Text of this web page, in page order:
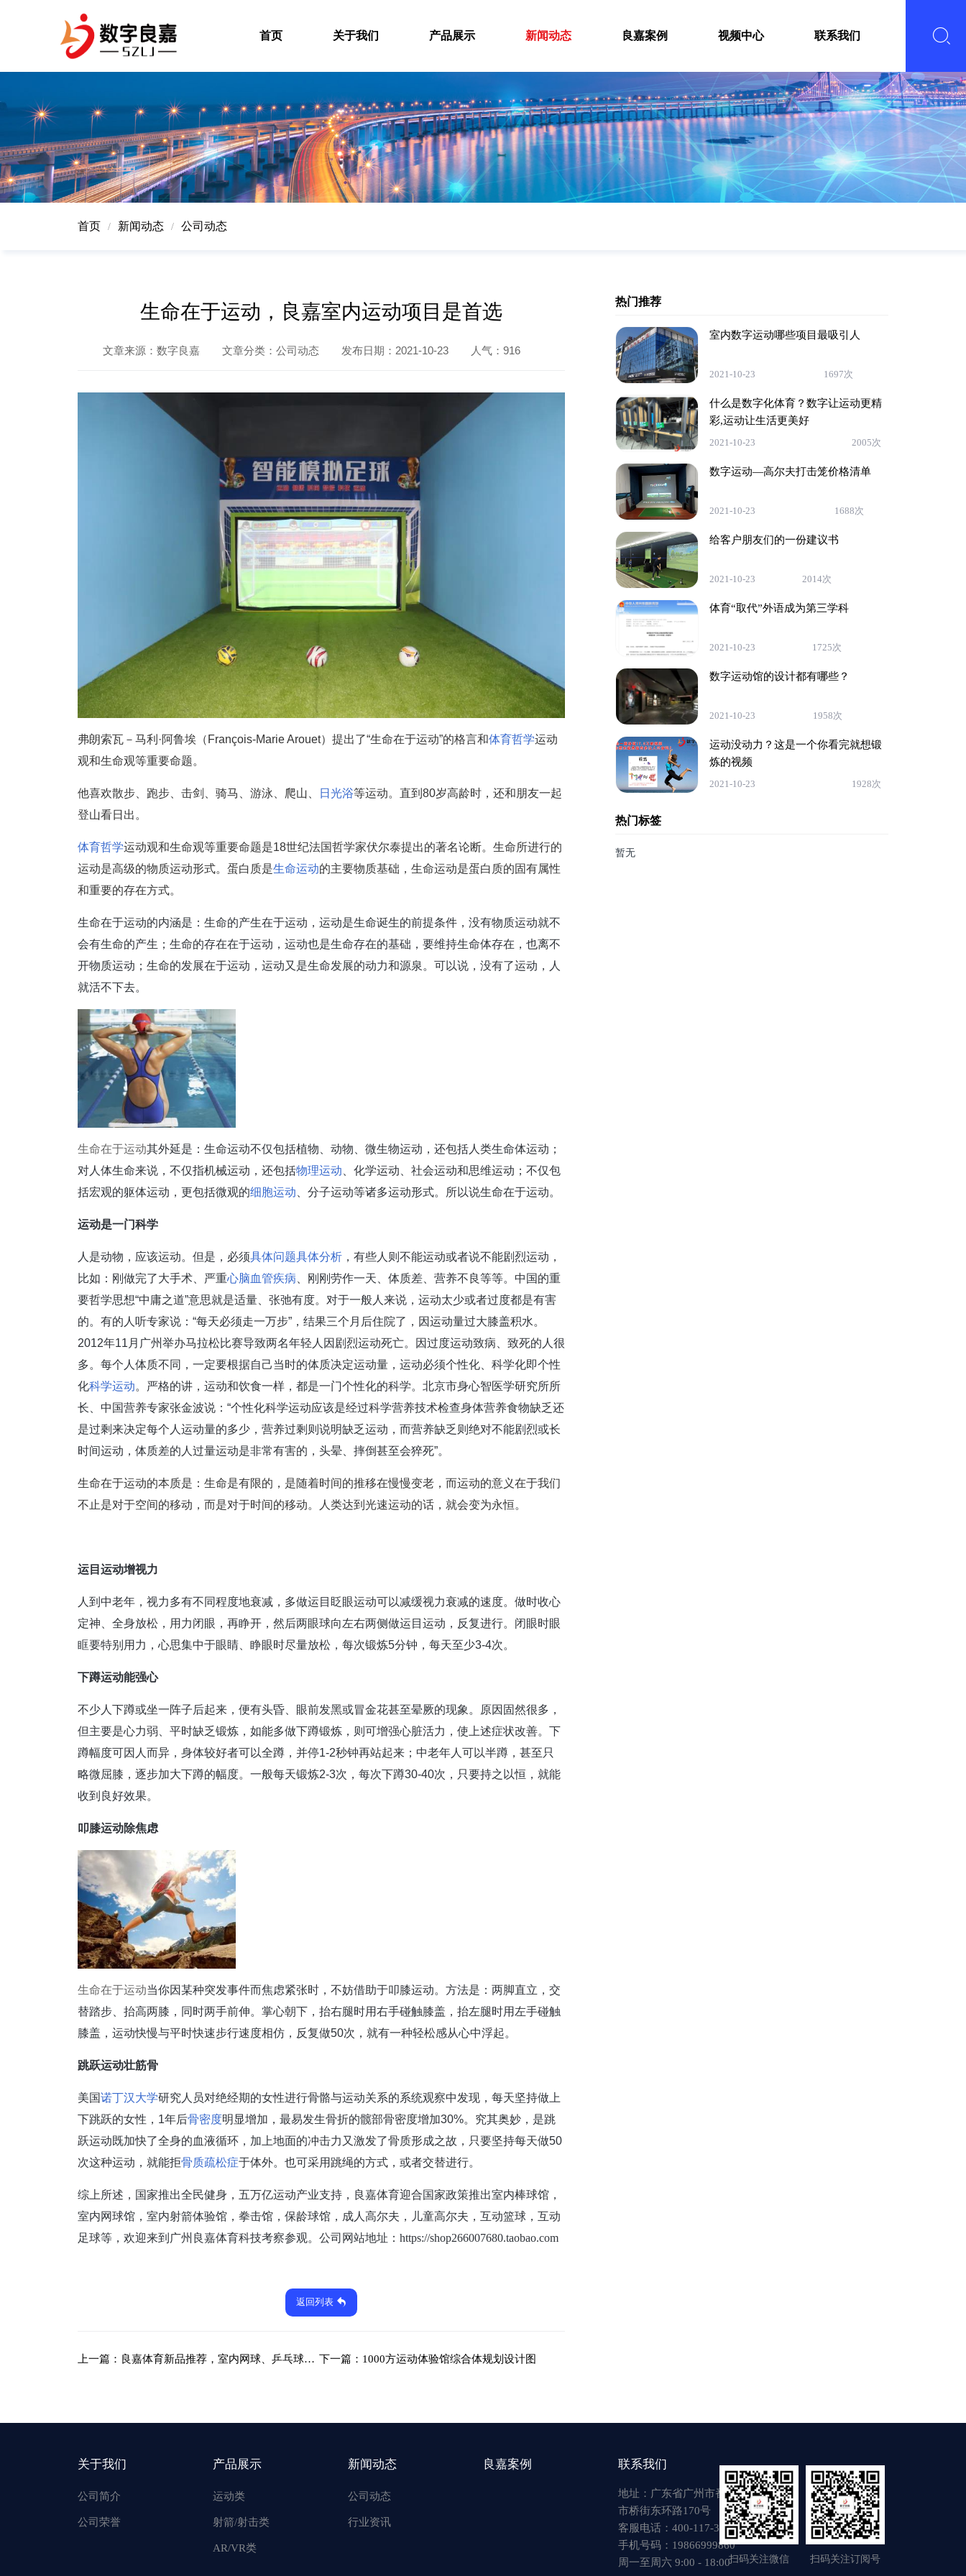
首页 关于我们 产品展示 新闻动态 良嘉案例 视频中心 联系我们
首页 / 新闻动态 / 公司动态
生命在于运动，良嘉室内运动项目是首选
文章来源：数字良嘉 文章分类：公司动态 发布日期：2021-10-23 人气： 916
弗朗索瓦－马利·阿鲁埃（François-Marie Arouet）提出了“生命在于运动”的格言和体育哲学运动
观和生命观等重要命题。
他喜欢散步、跑步、击剑、骑马、游泳、爬山、 日光浴等运动。直到80岁高龄时，还和朋友一起
登山看日出。
体育哲学运动观和生命观等重要命题是18世纪法国哲学家伏尔泰提出的著名论断。生命所进行的
运动是高级的物质运动形式。蛋白质是生命运动的主要物质基础，生命运动是蛋白质的固有属性
和重要的存在方式。
生命在于运动的内涵是：生命的产生在于运动，运动是生命诞生的前提条件，没有物质运动就不
会有生命的产生；生命的存在在于运动，运动也是生命存在的基础，要维持生命体存在，也离不
开物质运动；生命的发展在于运动，运动又是生命发展的动力和源泉。可以说，没有了运动，人
就活不下去。
生命在于运动其外延是：生命运动不仅包括植物、动物、微生物运动，还包括人类生命体运动；
对人体生命来说，不仅指机械运动，还包括物理运动 、化学运动、社会运动和思维运动；不仅包
括宏观的躯体运动，更包括微观的细胞运动 、分子运动等诸多运动形式。所以说生命在于运动。
运动是一门科学
人是动物，应该运动。但是，必须具体问题具体分析，有些人则不能运动或者说不能剧烈运动，
比如：刚做完了大手术、严重心脑血管疾病 、刚刚劳作一天、体质差、营养不良等等。中国的重
要哲学思想“中庸之道”意思就是适量、张弛有度。对于一般人来说，运动太少或者过度都是有害
的。有的人听专家说：“每天必须走一万步”，结果三个月后住院了，因运动量过大膝盖积水。
2012年11月广州举办马拉松比赛导致两名年轻人因剧烈运动死亡。因过度运动致病、致死的人很
多。每个人体质不同，一定要根据自己当时的体质决定运动量，运动必须个性化、科学化即个性
化科学运动。严格的讲，运动和饮食一样，都是一门个性化的科学。北京市身心智医学研究所所
长、中国营养专家张金波说：“个性化科学运动应该是经过科学营养技术检查身体营养食物缺乏还
是过剩来决定每个人运动量的多少，营养过剩则说明缺乏运动，而营养缺乏则绝对不能剧烈或长
时间运动，体质差的人过量运动是非常有害的，头晕、摔倒甚至会猝死”。
生命在于运动的本质是：生命是有限的，是随着时间的推移在慢慢变老，而运动的意义在于我们
不止是对于空间的移动，而是对于时间的移动。人类达到光速运动的话，就会变为永恒。
运目运动增视力
人到中老年，视力多有不同程度地衰减，多做运目眨眼运动可以减缓视力衰减的速度。做时收心
定神、全身放松，用力闭眼，再睁开，然后两眼球向左右两侧做运目运动，反复进行。闭眼时眼
眶要特别用力，心思集中于眼睛、睁眼时尽量放松，每次锻炼5分钟，每天至少3-4次。
下蹲运动能强心
不少人下蹲或坐一阵子后起来，便有头昏、眼前发黑或冒金花甚至晕厥的现象。原因固然很多，
但主要是心力弱、平时缺乏锻炼，如能多做下蹲锻炼，则可增强心脏活力，使上述症状改善。下
蹲幅度可因人而异，身体较好者可以全蹲，并停1-2秒钟再站起来；中老年人可以半蹲，甚至只
略微屈膝，逐步加大下蹲的幅度。一般每天锻炼2-3次，每次下蹲30-40次，只要持之以恒，就能
收到良好效果。
叩膝运动除焦虑
生命在于运动当你因某种突发事件而焦虑紧张时，不妨借助于叩膝运动。方法是：两脚直立，交
替踏步、抬高两膝，同时两手前伸。掌心朝下，抬右腿时用右手碰触膝盖，抬左腿时用左手碰触
膝盖，运动快慢与平时快速步行速度相仿，反复做50次，就有一种轻松感从心中浮起。
跳跃运动壮筋骨
美国诺丁汉大学研究人员对绝经期的女性进行骨骼与运动关系的系统观察中发现，每天坚持做上
下跳跃的女性，1年后骨密度明显增加，最易发生骨折的髋部骨密度增加30%。究其奥妙，是跳
跃运动既加快了全身的血液循环，加上地面的冲击力又激发了骨质形成之故，只要坚持每天做50
次这种运动，就能拒骨质疏松症于体外。也可采用跳绳的方式，或者交替进行。
综上所述，国家推出全民健身，五万亿运动产业支持，良嘉体育迎合国家政策推出室内棒球馆，
室内网球馆，室内射箭体验馆，拳击馆，保龄球馆，成人高尔夫，儿童高尔夫，互动篮球，互动
足球等，欢迎来到广州良嘉体育科技考察参观。公司网站地址： https://shop266007680.taobao.com
返回列表
上一篇： 良嘉体育新品推荐，室内网球、乒乓球、儿童高尔夫 下一篇： 1000方运动体验馆综合体规划设计图
热门推荐
室内数字运动哪些项目最吸引人
2021-10-23 1697次
什么是数字化体育？数字让运动更精
彩,运动让生活更美好
2021-10-23 2005次
数字运动—高尔夫打击笼价格清单
2021-10-23 1688次
给客户朋友们的一份建议书
2021-10-23 2014次
体育“取代”外语成为第三学科
2021-10-23 1725次
数字运动馆的设计都有哪些？
2021-10-23 1958次
运动没动力？这是一个你看完就想锻
炼的视频
2021-10-23 1928次
热门标签
暂无
关于我们
公司简介
公司荣誉
产品展示
运动类
射箭/射击类
AR/VR类
新闻动态
公司动态
行业资讯
良嘉案例 联系我们
地址：广东省广州市番禺区
市桥街东环路170号
客服电话：400-117-3917
手机号码：19866999860
周一至周六 9:00 - 18:00扫码关注微信 扫码关注订阅号